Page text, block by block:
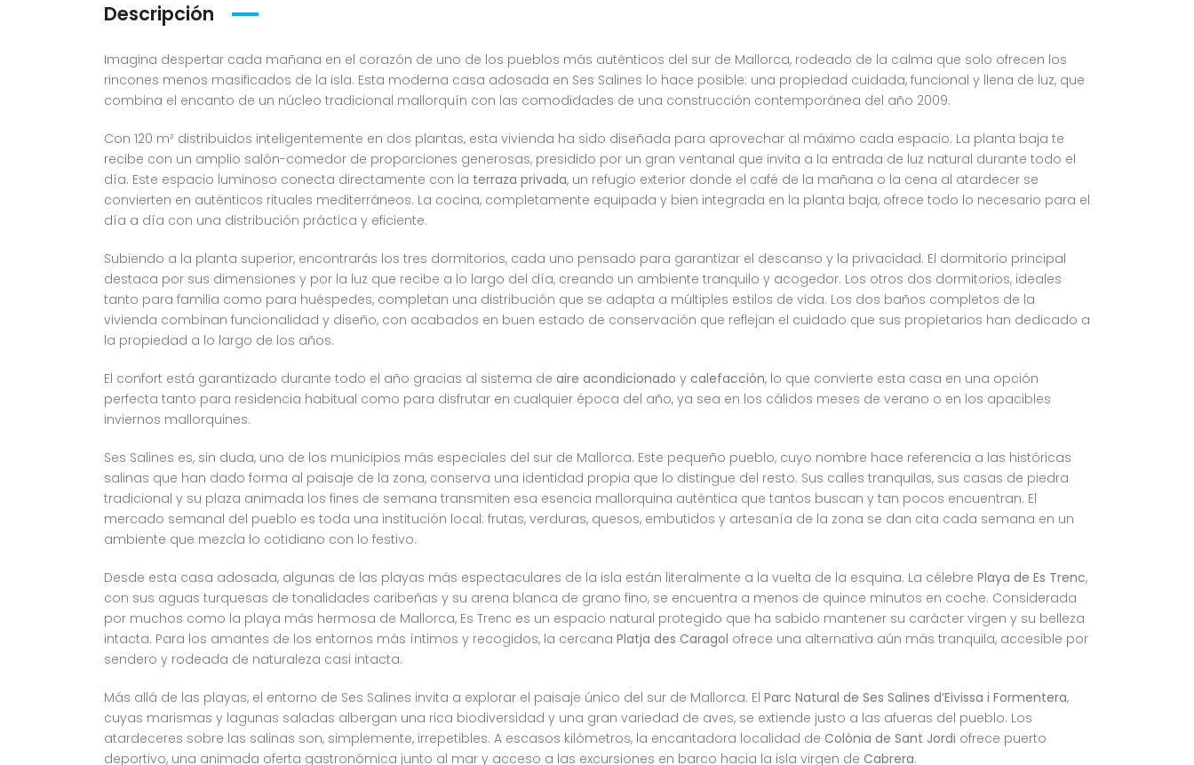
Descripción
Imagina despertar cada mañana en el corazón de uno de los pueblos más auténticos del sur de Mallorca, rodeado de la calma que solo ofrecen los
rincones menos masificados de la isla. Esta moderna casa adosada en Ses Salines lo hace posible: una propiedad cuidada, funcional y llena de luz, que
combina el encanto de un núcleo tradicional mallorquín con las comodidades de una construcción contemporánea del año 2009.
Con 120 m² distribuidos inteligentemente en dos plantas, esta vivienda ha sido diseñada para aprovechar al máximo cada espacio. La planta baja te
recibe con un amplio salón-comedor de proporciones generosas, presidido por un gran ventanal que invita a la entrada de luz natural durante todo el
día. Este espacio luminoso conecta directamente con la terraza privada, un refugio exterior donde el café de la mañana o la cena al atardecer se
convierten en auténticos rituales mediterráneos. La cocina, completamente equipada y bien integrada en la planta baja, ofrece todo lo necesario para el
día a día con una distribución práctica y eficiente.
Subiendo a la planta superior, encontrarás los tres dormitorios, cada uno pensado para garantizar el descanso y la privacidad. El dormitorio principal
destaca por sus dimensiones y por la luz que recibe a lo largo del día, creando un ambiente tranquilo y acogedor. Los otros dos dormitorios, ideales
tanto para familia como para huéspedes, completan una distribución que se adapta a múltiples estilos de vida. Los dos baños completos de la
vivienda combinan funcionalidad y diseño, con acabados en buen estado de conservación que reflejan el cuidado que sus propietarios han dedicado a
la propiedad a lo largo de los años.
El confort está garantizado durante todo el año gracias al sistema de aire acondicionado y calefacción, lo que convierte esta casa en una opción
perfecta tanto para residencia habitual como para disfrutar en cualquier época del año, ya sea en los cálidos meses de verano o en los apacibles
inviernos mallorquines.
Ses Salines es, sin duda, uno de los municipios más especiales del sur de Mallorca. Este pequeño pueblo, cuyo nombre hace referencia a las históricas
salinas que han dado forma al paisaje de la zona, conserva una identidad propia que lo distingue del resto. Sus calles tranquilas, sus casas de piedra
tradicional y su plaza animada los fines de semana transmiten esa esencia mallorquina auténtica que tantos buscan y tan pocos encuentran. El
mercado semanal del pueblo es toda una institución local: frutas, verduras, quesos, embutidos y artesanía de la zona se dan cita cada semana en un
ambiente que mezcla lo cotidiano con lo festivo.
Desde esta casa adosada, algunas de las playas más espectaculares de la isla están literalmente a la vuelta de la esquina. La célebre Playa de Es Trenc,
con sus aguas turquesas de tonalidades caribeñas y su arena blanca de grano fino, se encuentra a menos de quince minutos en coche. Considerada
por muchos como la playa más hermosa de Mallorca, Es Trenc es un espacio natural protegido que ha sabido mantener su carácter virgen y su belleza
intacta. Para los amantes de los entornos más íntimos y recogidos, la cercana Platja des Caragol ofrece una alternativa aún más tranquila, accesible por
sendero y rodeada de naturaleza casi intacta.
Más allá de las playas, el entorno de Ses Salines invita a explorar el paisaje único del sur de Mallorca. El Parc Natural de Ses Salines d’Eivissa i Formentera,
cuyas marismas y lagunas saladas albergan una rica biodiversidad y una gran variedad de aves, se extiende justo a las afueras del pueblo. Los
atardeceres sobre las salinas son, simplemente, irrepetibles. A escasos kilómetros, la encantadora localidad de Colònia de Sant Jordi ofrece puerto
deportivo, una animada oferta gastronómica junto al mar y acceso a las excursiones en barco hacia la isla virgen de Cabrera.